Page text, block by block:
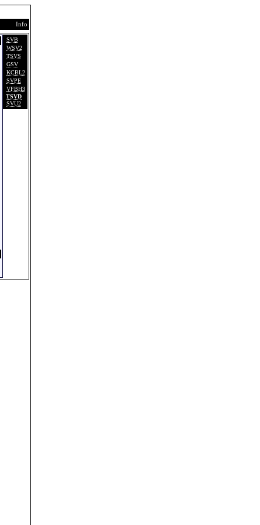
Info
SVB
WSV2
TSVS
GSV
KCBL2
SVPE
VFBH3
TSVD
SVU2